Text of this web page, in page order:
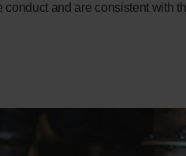
and are consistent with